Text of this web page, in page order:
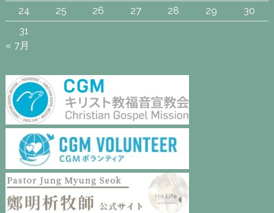
24
25 26 27 28 29
30
31
« 7月